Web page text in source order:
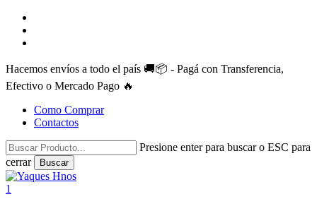
Skip
main
Hacemos envíos a todo el país 🚚📦 - Pagá con Transferencia,
Efectivo o Mercado Pago 🔥
Como Comprar
Contactos
Presione enter para buscar o ESC para
cerrar
Buscar
Close
Search
search
account
1